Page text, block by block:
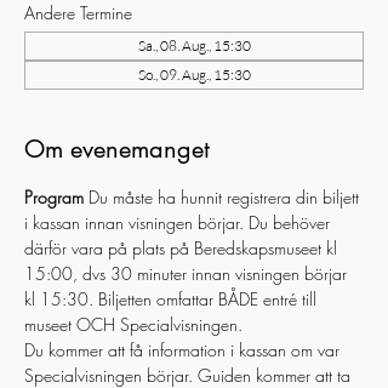
Andere Termine
Sa., 08. Aug., 15:30
So., 09. Aug., 15:30
Om evenemanget
Program Du måste ha hunnit registrera din biljett
i kassan innan visningen börjar. Du behöver
därför vara på plats på Beredskapsmuseet kl
15:00, dvs 30 minuter innan visningen börjar
kl 15:30. Biljetten omfattar BÅDE entré till
museet OCH Specialvisningen.
Du kommer att få information i kassan om var
Specialvisningen börjar. Guiden kommer att ta